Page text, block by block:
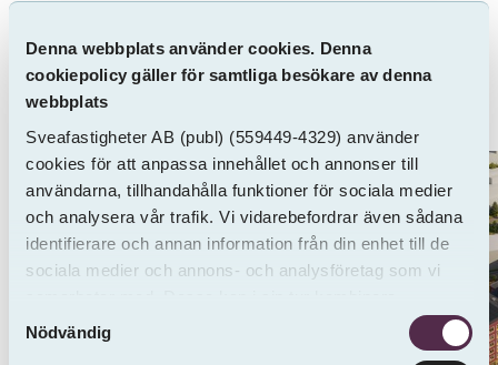
Denna webbplats använder cookies. Denna
cookiepolicy gäller för samtliga besökare av denna
webbplats
Sveafastigheter AB (publ) (559449-4329) använder
cookies för att anpassa innehållet och annonser till
användarna, tillhandahålla funktioner för sociala medier
och analysera vår trafik. Vi vidarebefordrar även sådana
identifierare och annan information från din enhet till de
sociala medier och annons- och analysföretag som vi
informationen med annan information som du har
tillhandahållit eller som de har samlat in från andra än
Samtyckesval
Nödvändig
attraktivt läge – perfekt för dig som vill ha
närhet till både stadens utbud och natur.